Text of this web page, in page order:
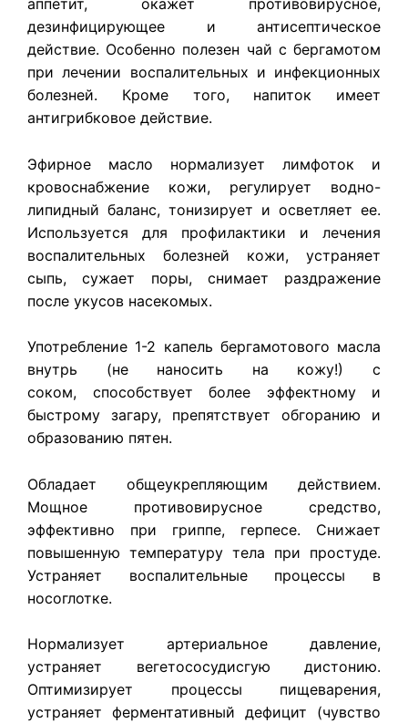
аппетит, окажет противовирусное,
дезинфицирующее и антисептическое
действие. Особенно полезен чай с бергамотом
при лечении воспалительных и инфекционных
болезней. Кроме того, напиток имеет
антигрибковое действие.
Эфирное масло нормализует лимфоток и
кровоснабжение кожи, регулирует водно-
липидный баланс, тонизирует и осветляет ее.
Используется для профилактики и лечения
воспалительных болезней кожи, устраняет
сыпь, сужает поры, снимает раздражение
после укусов насекомых.
Употребление 1-2 капель бергамотового масла
внутрь (не наносить на кожу!) с
соком, способствует более эффектному и
быстрому загару, препятствует обгоранию и
образованию пятен.
Обладает общеукрепляющим действием.
Мощное противовирусное средство,
эффективно при гриппе, герпесе. Снижает
повышенную температуру тела при простуде.
Устраняет воспалительные процессы в
носоглотке.
Нормализует артериальное давление,
устраняет вегетососудисгую дистонию.
Оптимизирует процессы пищеварения,
устраняет ферментативный дефицит (чувство